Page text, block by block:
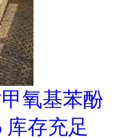
氧基苯酚
存充足